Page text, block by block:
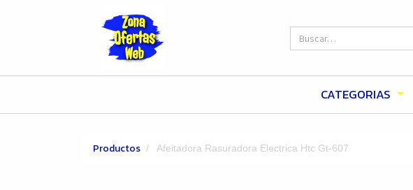
CATEGORIAS
Productos Afeitadora Rasuradora Electrica Htc Gt-607